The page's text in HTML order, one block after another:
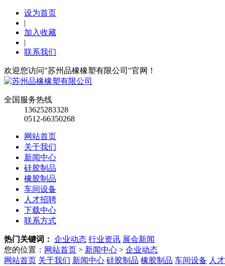
设为首页
|
加入收藏
|
联系我们
欢迎您访问"苏州品橡橡塑有限公司"官网！
全国服务热线
13625283328
0512-66350268
网站首页
关于我们
新闻中心
硅胶制品
橡胶制品
车间设备
人才招聘
下载中心
联系方式
热门关键词： 企业动态 行业资讯 展会新闻
您的位置： 网站首页 > 新闻中心 > 企业动态
网站首页 关于我们 新闻中心 硅胶制品 橡胶制品 车间设备 人